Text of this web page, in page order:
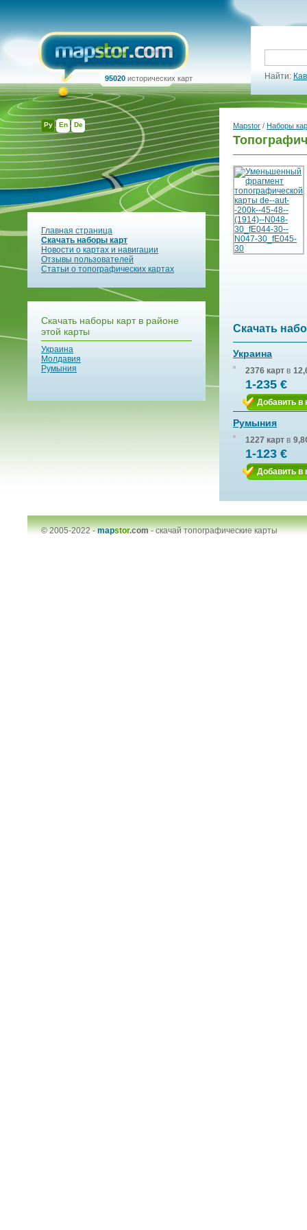
Ру En De
95020 исторических карт Найти:
Главная страница
Скачать наборы карт
Новости о картах и навигации
Отзывы пользователей
Статьи о топографических картах
Скачать наборы карт в районе
этой карты
Украина
Молдавия
Румыния
Mapstor / Наборы
Скачать
Украина
2376 карт в
1-235 €
Добавить в
Румыния
1227 карт в
1-123 €
Добавить в
© 2005-2022 -mapstor.com-скачай топографические карты